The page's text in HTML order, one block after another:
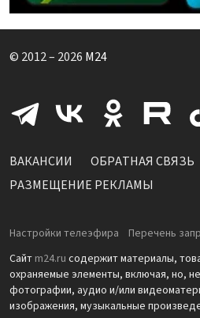
© 2012 – 2026 M24
ВАКАНСИИ ОБРАТНАЯ СВЯЗЬ
РАЗМЕЩЕНИЕ РЕКЛАМЫ
Настройки телеэфира
Перечень
Сайт m24.ru содержит материалы,
охраняемые элементы, включая, но,
фотографии, аудио и/или
изображения, музыкальные